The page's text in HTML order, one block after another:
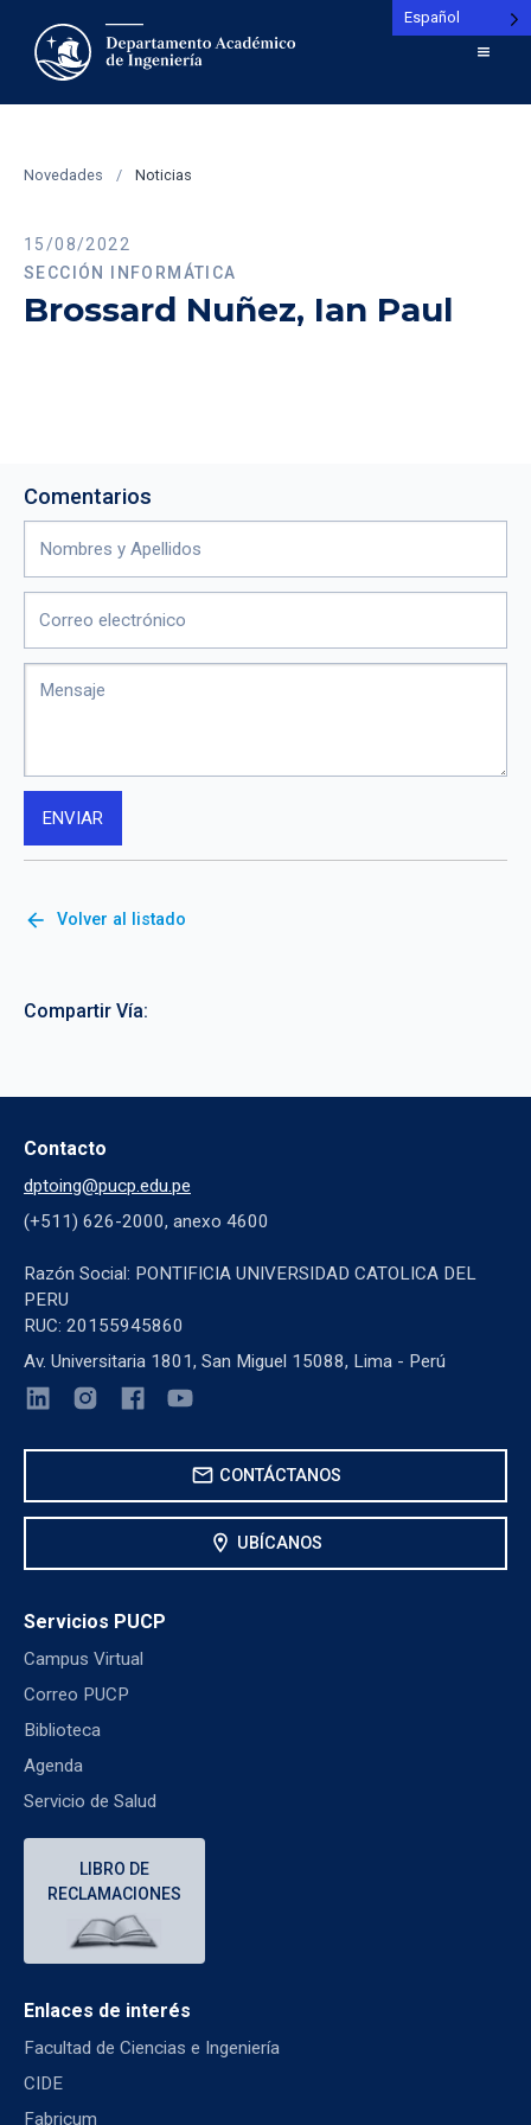
Novedades / Noticias
15/08/2022
SECCIÓN INFORMÁTICA
Brossard Nuñez, Ian Paul
Comentarios
arrow_back Volver al listado
Compartir Vía:
Contacto
dptoing@pucp.edu.pe
(+511) 626-2000, anexo 4600
Razón Social: PONTIFICIA UNIVERSIDAD CATOLICA DEL
PERU
RUC: 20155945860
Av. Universitaria 1801, San Miguel 15088, Lima - Perú
mail CONTÁCTANOS
location_on UBÍCANOS
Servicios PUCP
Campus Virtual
Correo PUCP
Biblioteca
Agenda
Servicio de Salud
LIBRO DE
RECLAMACIONES
Enlaces de interés
Facultad de Ciencias e Ingeniería
CIDE
Fabricum
Español